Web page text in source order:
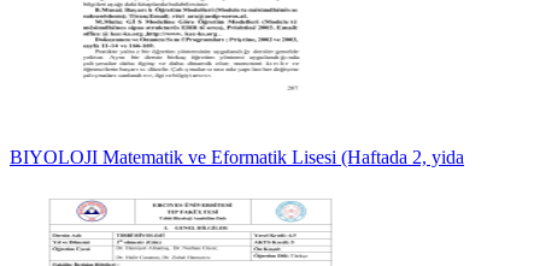
BIYOLOJI Matematik ve Eformatik Lisesi (Haftada 2, yida